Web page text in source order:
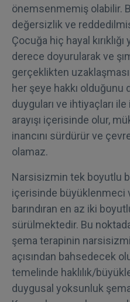
önemsenmemiş olabilir.
değersizlik ve
Çocuğa hiç hayal
derece doyurularak ve
gerçeklikten
her şeye hakkı olduğunu
duyguları ve ihtiyaçları
arayışı içerisinde olur,
inancını sürdürür ve
olamaz.
Narsisizmin tek boyutlu
içerisinde büyüklenmeci
barındıran en az iki
sürülmektedir. Bu
şema terapinin
açısından bahsedecek
temelinde haklılık/
duygusal yoksunluk